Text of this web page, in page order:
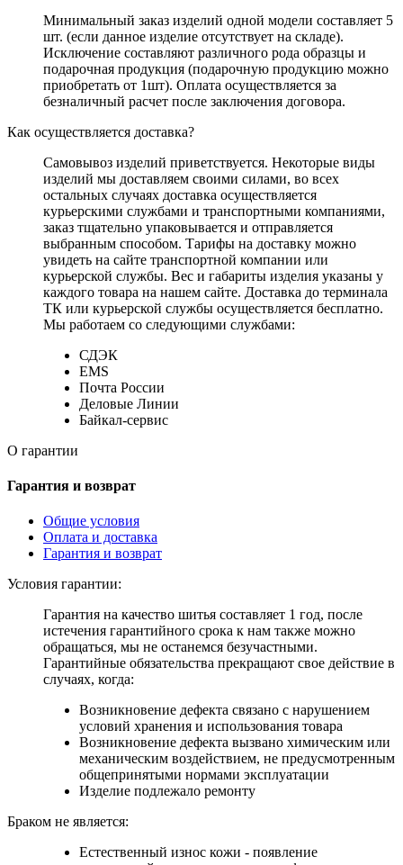
Минимальный заказ изделий одной модели составляет 5
шт. (если данное изделие отсутствует на складе).
Исключение составляют различного рода образцы и
подарочная продукция (подарочную продукцию можно
приобретать от 1шт). Оплата осуществляется за
безналичный расчет после заключения договора.
Как осуществляется доставка?
Самовывоз изделий приветствуется. Некоторые виды
изделий мы доставляем своими силами, во всех
остальных случаях доставка осуществляется
курьерскими службами и транспортными компаниями,
заказ тщательно упаковывается и отправляется
выбранным способом. Тарифы на доставку можно
увидеть на сайте транспортной компании или
курьерской службы. Вес и габариты изделия указаны у
каждого товара на нашем сайте. Доставка до терминала
ТК или курьерской службы осуществляется бесплатно.
Мы работаем со следующими службами:
СДЭК
EMS
Почта России
Деловые Линии
Байкал-сервис
О гарантии
Гарантия и возврат
Общие условия
Оплата и доставка
Гарантия и возврат
Условия гарантии:
Гарантия на качество шитья составляет 1 год, после
истечения гарантийного срока к нам также можно
обращаться, мы не останемся безучастными.
Гарантийные обязательства прекращают свое действие в
случаях, когда:
Возникновение дефекта связано с нарушением
условий хранения и использования товара
Возникновение дефекта вызвано химическим или
механическим воздействием, не предусмотренным
общепринятыми нормами эксплуатации
Изделие подлежало ремонту
Браком не является:
Естественный износ кожи - появление